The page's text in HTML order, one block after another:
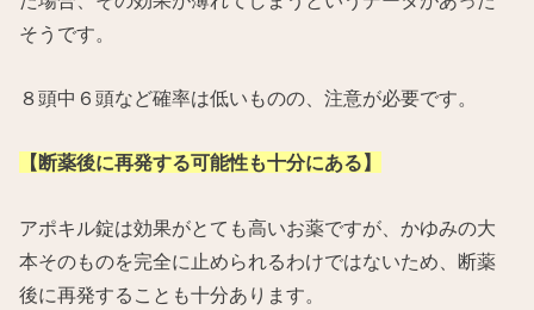
そうです。
８頭中６頭など確率は低いものの、注意が必要です。
【断薬後に再発する可能性も十分にある】
アポキル錠は効果がとても高いお薬ですが、かゆみの大
本そのものを完全に止められるわけではないため、断薬
後に再発することも十分あります。